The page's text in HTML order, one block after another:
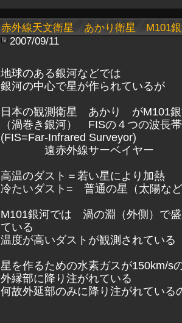
赤外線天文衛星 あかり衛星 M101銀
2007/09/11
地球のある銀河などでは
銀河の中心で星が作られているが
日本の観測衛星 あかり がM101
（渦巻き銀河） FISの４つの波長
(FIS=Far-Infrared Surveyor)
遠赤外線サーベイヤー
高温のダスト＝若い星により加熱
冷たいダスト= 普通の星（太陽な
M101銀河では 渦の淵（外側）で
ている
温度が高いダストが観測されている
星を作るための水素ガスが150km/s
外縁部に降り注がれている
何故外延部のみに降り注がれている